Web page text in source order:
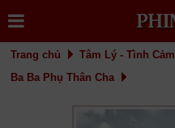
Trang chủ Tâm Lý - Tình Cảm
Ba Ba Phụ Thân Cha